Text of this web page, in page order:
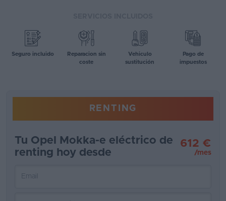
opiniones
Guías
Concesionarios
coche
Seguro incluido
Reparacion sin
coste
Vehiculo
sustitución
Pago de
impuestos
RENTING
Tu Opel Mokka-e eléctrico de
renting hoy desde
612 €
/mes